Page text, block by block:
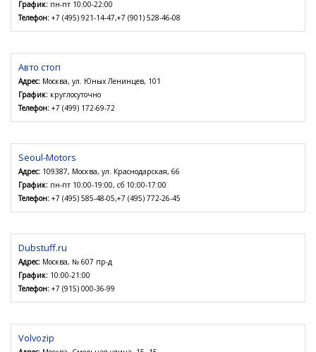
График: пн-пт 10:00-22:00
Телефон: +7 (495) 921-14-47,+7 (901) 528-46-08
Авто стоп
Адрес: Москва, ул. Юных Ленинцев, 101
График: круглосуточно
Телефон: +7 (499) 172-69-72
Seoul-Motors
Адрес: 109387, Москва, ул. Краснодарская, 66
График: пн-пт 10:00-19:00, сб 10:00-17:00
Телефон: +7 (495) 585-48-05,+7 (495) 772-26-45
Dubstuff.ru
Адрес: Москва, № 607 пр-д
График: 10:00-21:00
Телефон: +7 (915) 000-36-99
Volvozip